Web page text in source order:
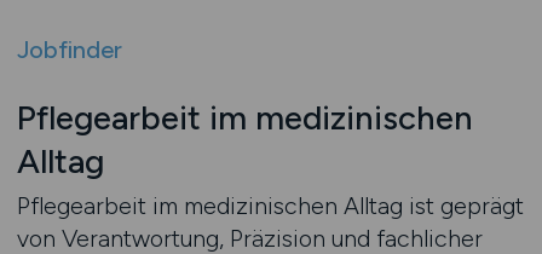
Jobfinder
Pflegearbeit im medizinischen
Alltag
Pflegearbeit im medizinischen Alltag ist geprägt
von Verantwortung, Präzision und fachlicher